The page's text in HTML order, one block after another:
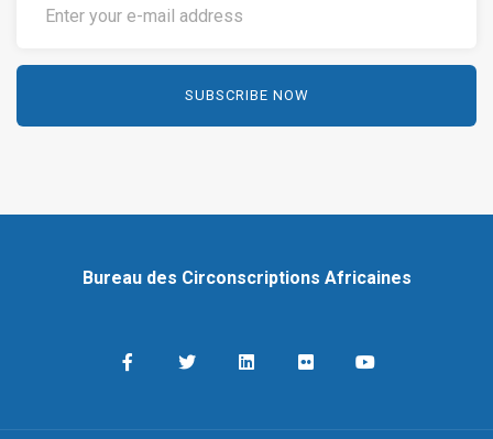
Bureau des Circonscriptions Africaines